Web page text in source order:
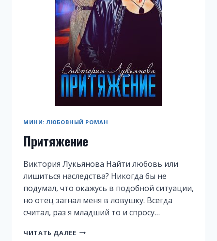
МИНИ: ЛЮБОВНЫЙ РОМАН
Притяжение
Виктория Лукьянова Найти любовь или
лишиться наследства? Никогда бы не
подумал, что окажусь в подобной ситуации,
но отец загнал меня в ловушку. Всегда
считал, раз я младший то и спросу…
ЧИТАТЬ ДАЛЕЕ ПРИТЯЖЕНИЕ